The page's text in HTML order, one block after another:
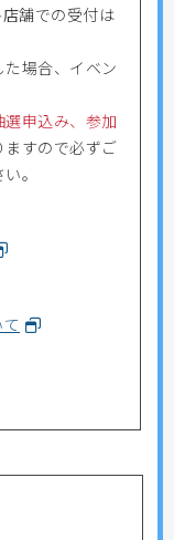
舗での受付は
場合、イベン
選申込み、参加
ますので必ずご
。